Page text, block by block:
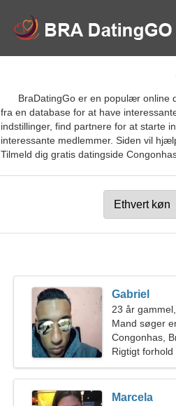
BraDatingGo er en populær online
fra en database for at have
indstillinger, find partnere for at starte
interessante medlemmer. Siden vil
Tilmeld dig gratis datingside
Gabriel
23 år
Mand søger
Congonhas,
Rigtigt forhold
Marcela